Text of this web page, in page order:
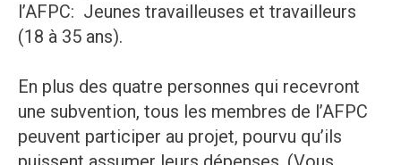
l’AFPC: Jeunes travailleuses et travailleurs
(18 à 35 ans).
En plus des quatre personnes qui recevront
une subvention, tous les membres de l’AFPC
peuvent participer au projet, pourvu qu’ils